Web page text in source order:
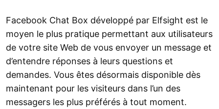
Facebook Chat Box développé par Elfsight est le
moyen le plus pratique permettant aux utilisateurs
de votre site Web de vous envoyer un message et
d’entendre réponses à leurs questions et
demandes. Vous êtes désormais disponible dès
maintenant pour les visiteurs dans l’un des
messagers les plus préférés à tout moment.